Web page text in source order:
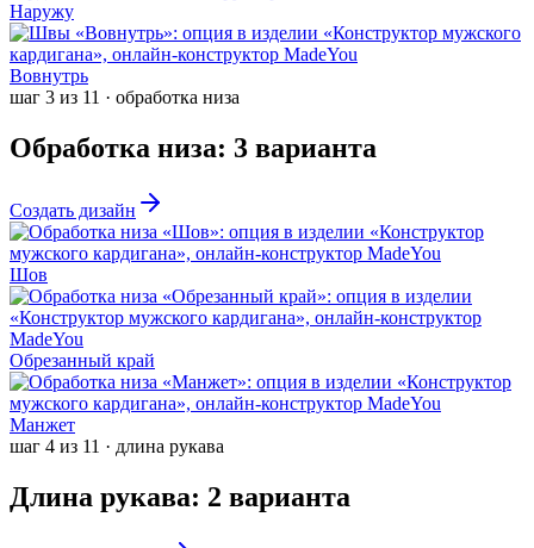
Наружу
Вовнутрь
шаг 3 из 11 · обработка низа
Обработка низа: 3 варианта
Создать дизайн
Шов
Обрезанный край
Манжет
шаг 4 из 11 · длина рукава
Длина рукава: 2 варианта